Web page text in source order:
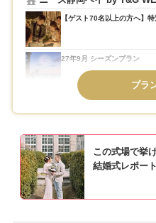
岡)
【ゲスト70名以上の方へ】
27年9月 シーズンプラン
プラ
この式場で挙
結婚式レポー